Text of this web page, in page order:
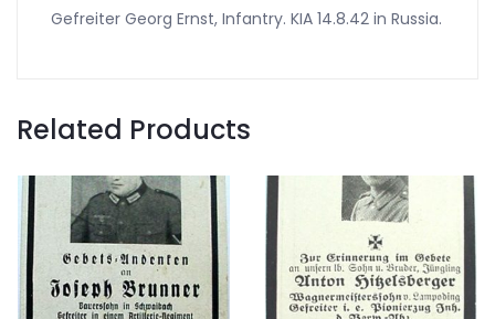
Gefreiter Georg Ernst, Infantry. KIA 14.8.42 in Russia.
Related Products